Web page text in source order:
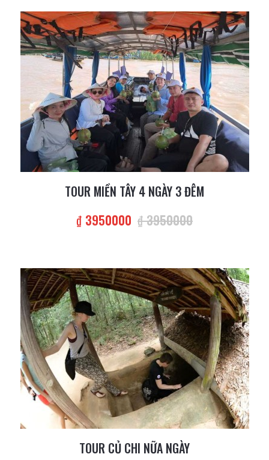
TOUR MIỀN TÂY 4 NGÀY 3 ĐÊM
₫ 3950000 ₫ 3950000
TOUR CỦ CHI NỮA NGÀY